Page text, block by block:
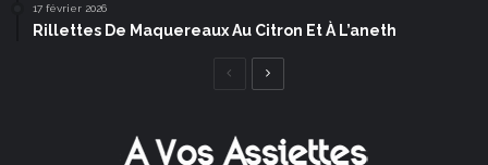
17 février 2026
Rillettes De Maquereaux Au Citron Et À L’aneth
Page